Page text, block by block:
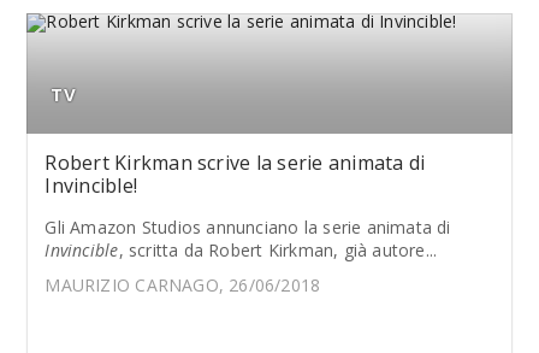
TV
Robert Kirkman scrive la serie animata di
Invincible!
Gli Amazon Studios annunciano la serie animata di
Invincible, scritta da Robert Kirkman, già autore...
MAURIZIO CARNAGO, 26/06/2018